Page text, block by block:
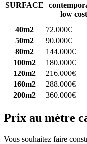
SURFACE
low cost
40m2
72.000€
50m2
90.000€
80m2
144.000€
100m2
180.000€
120m2
216.000€
160m2
288.000€
200m2
360.000€
Prix au mètre
Vous souhaitez faire